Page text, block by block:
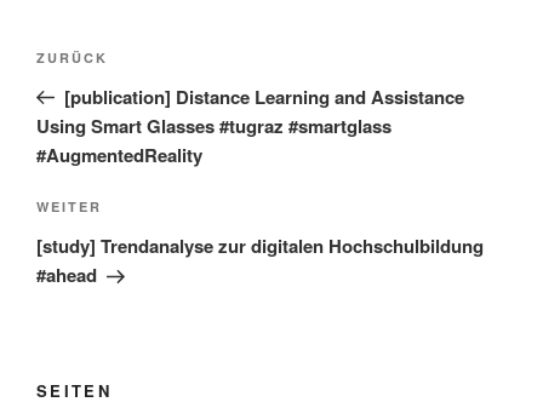
Beitragsnavigation
Vorheriger
Beitrag
ZURÜCK
[publication] Distance Learning and Assistance
Using Smart Glasses #tugraz #smartglass
#AugmentedReality
Nächster
Beitrag
WEITER
[study] Trendanalyse zur digitalen Hochschulbildung
#ahead
SEITEN